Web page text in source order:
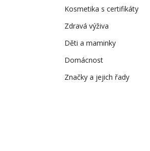
Kosmetika s certifikáty
Zdravá výživa
Děti a maminky
Domácnost
Značky a jejich řady